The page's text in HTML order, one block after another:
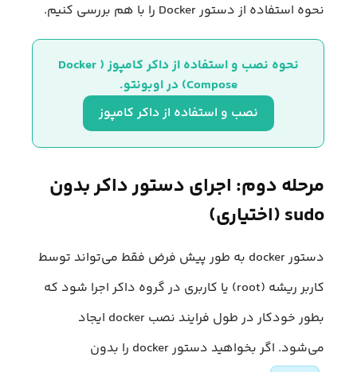
نحوه استفاده از دستور Docker را با هم بررسی کنیم.
نحوه نصب و استفاده از داکر کامپوز (Docker
Compose) در اوبونتو.
نصب و استفاده از داکر کامپوز
مرحله دوم: اجرای دستور داکر بدون
sudo (اختیاری)
دستور docker به طور پیش فرض فقط می‌تواند توسط
کاربر ریشه (root) یا کاربری در گروه داکر اجرا شود که
بطور خودکار در طول فرایند نصب docker ایجاد
می‌شود. اگر بخواهید دستور docker را بدون